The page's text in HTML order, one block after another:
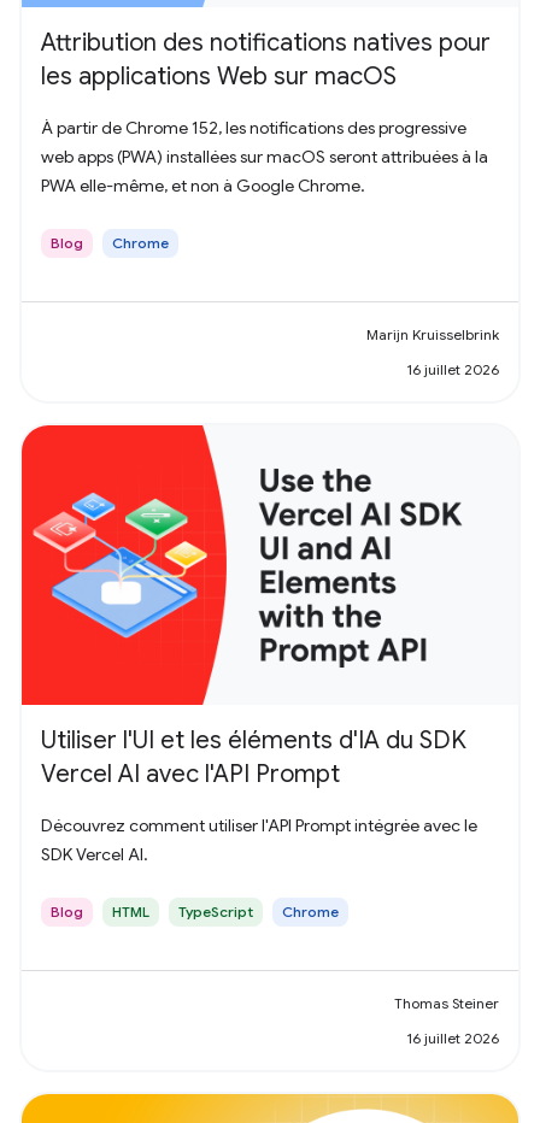
Attribution des notifications natives pour
les applications Web sur macOS
À partir de Chrome 152, les notifications des progressive
web apps (PWA) installées sur macOS seront attribuées à la
PWA elle-même, et non à Google Chrome.
Blog Chrome
Marijn Kruisselbrink
16 juillet 2026
Utiliser l'UI et les éléments d'IA du SDK
Vercel AI avec l'API Prompt
Découvrez comment utiliser l'API Prompt intégrée avec le
SDK Vercel AI.
Blog HTML TypeScript Chrome
Thomas Steiner
16 juillet 2026